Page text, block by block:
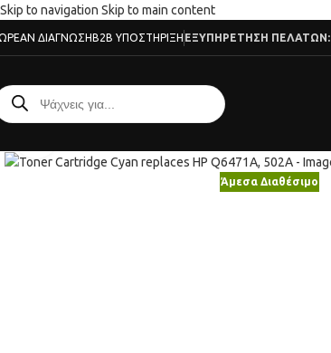
Skip to navigation Skip to main content
ΔΙΆΓΝΩΣΗB2B ΥΠΟΣΤΉΡΙΞΗ ΕΞΥΠΗΡΕΤΗΣΗ ΠΕΛΑΤΩΝ:
Άμεσα Διαθέσιμο